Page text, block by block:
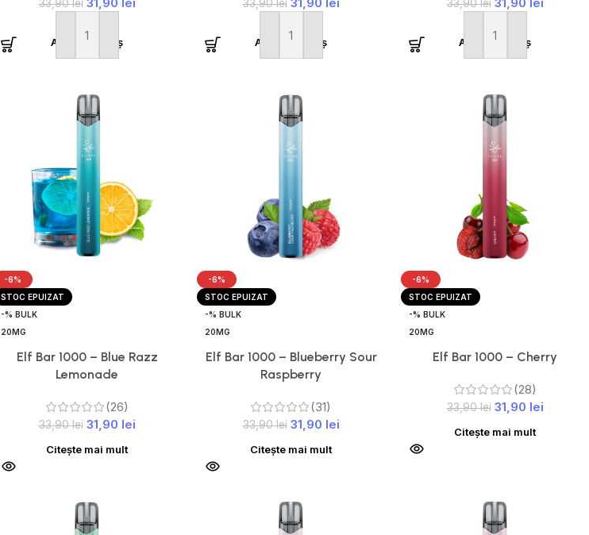
33,90lei
Adaugă în coș
33,90lei
Adaugă în coș
33,90lei
Adaugă în coș
-6%
STOC EPUIZAT
-% BULK
20MG
Elf Bar 1000 – Blue Razz
Lemonade
(26)
33,90lei 31,90 lei
Citește mai mult
-6%
STOC EPUIZAT
-% BULK
20MG
Elf Bar 1000 – Blueberry Sour
Raspberry
(31)
33,90lei 31,90 lei
Citește mai mult
-6%
STOC EPUIZAT
-% BULK
20MG
Elf Bar 1000 – Cherry
(28)
33,90lei 31,90 lei
Citește mai mult